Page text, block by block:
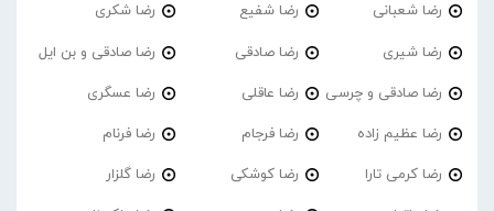
رضا شعبانی رضا شفیع رضا شکری
رضا شیری رضا صادقی رضا صادقی و بن ایل
رضا صادقی و چرسی رضا عاقلی رضا عسگری
رضا عظیم زاده رضا فرجام رضا فرنام
رضا کرمی تارا رضا کوشکی رضا گلزار